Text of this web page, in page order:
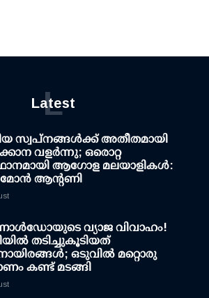
Latest
L
സ്വപ്നങ്ങൾക്ക് അതീതമായി
വളർന്നു; ഒരൊറ്റ
ആഗോള മലയാളികൾ:
ആന്റണി
വ്യാജ വിവാഹം!
തടിച്ചുകൂടിയത്
ഒടുവില്‍ മറ്റൊരു
കണ്ട് മടങ്ങി